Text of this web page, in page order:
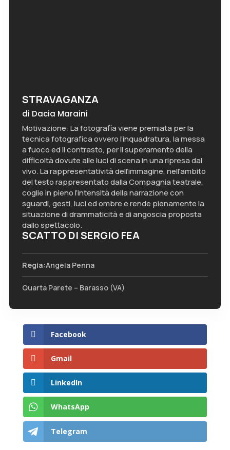
STRAVAGANZA
di Dacia Maraini
Motivazione: La fotografia viene premiata per la
tecnica fotografica ovvero l’inquadratura, la messa
a fuoco ed il contrasto, per il superamento della
difficoltà dovute alle luci di scena in una ripresa dal
vivo. La rappresentatività dell’immagine, nell’ambito
del testo rappresentato dalla Compagnia teatrale,
coglie in pieno l’intensità della narrazione con
sguardi, gesti, luci ed ombre e rende pienamente la
situazione di drammaticità e di angoscia proposta
dallo spettacolo.
SCATTO DI SERGIO FEA
Regia:Angela Penna
Quarta Parete – Barasso (VA)
Facebook
Gmail
LinkedIn
WhatsApp
Telegram